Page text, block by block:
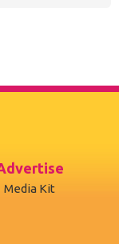
Media Kit